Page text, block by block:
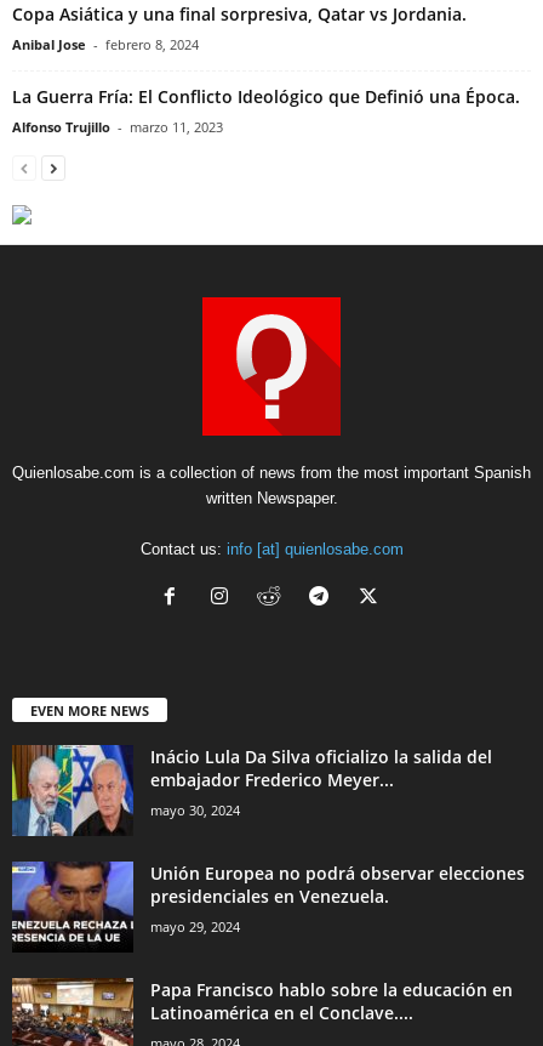
Copa Asiática y una final sorpresiva, Qatar vs Jordania.
Anibal Jose - febrero 8, 2024
La Guerra Fría: El Conflicto Ideológico que Definió una Época.
Alfonso Trujillo - marzo 11, 2023
Quienlosabe.com is a collection of news from the most important Spanish
written Newspaper.
Contact us: info [at] quienlosabe.com
EVEN MORE NEWS
Inácio Lula Da Silva oficializo la salida del
embajador Frederico Meyer...
mayo 30, 2024
Unión Europea no podrá observar elecciones
presidenciales en Venezuela.
mayo 29, 2024
Papa Francisco hablo sobre la educación en
Latinoamérica en el Conclave....